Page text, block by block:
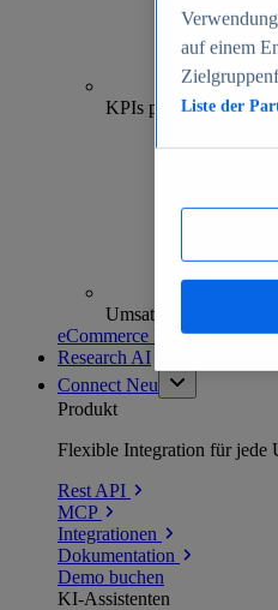
KPIs pro Shop
Umsatzanalysen und -
eCommerce Insights
Research AI
Connect Neu
Produkt
Flexible Integration für jede
Rest API
MCP
Integrationen
Dokumentation
Demo buchen
KI-Assistenten
auf einem
Liste der